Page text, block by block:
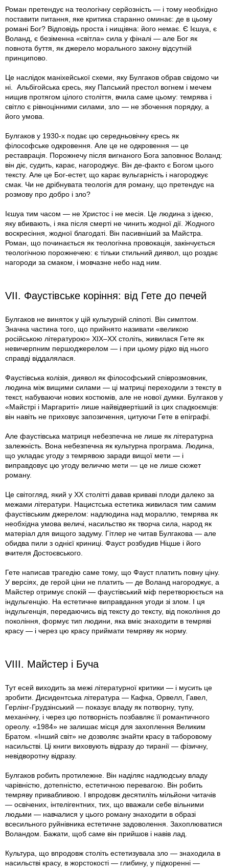
Роман претендує на теологічну серйозність — і тому необхідно
поставити питання, яке критика старанно оминає: де в цьому
романі Бог? Відповідь проста і нищівна: його немає. Є Ієшуа, є
Воланд, є безіменна «світла» сила у фіналі — але Бог як
повнота буття, як джерело морального закону відсутній
принципово.
Це наслідок маніхейської схеми, яку Булгаков обрав свідомо чи
ні. Альбігойська єресь, яку Папський престол вогнем і мечем
нищив протягом цілого століття, вчила саме цьому: темрява і
світло є рівноцінними силами, зло — не збочення порядку, а
його умова.
Булгаков у 1930-х подає цю середньовічну єресь як
філософське одкровення. Але це не одкровення — це
реставрація. Порожнечу після вигнаного Бога заповнює Воланд:
він діє, судить, карає, нагороджує. Він де-факто є Богом цього
тексту. Але це Бог-естет, що карає вульгарність і нагороджує
смак. Чи не дрібнувата теологія для роману, що претендує на
розмову про добро і зло?
Ієшуа тим часом — не Христос і не месія. Це людина з ідеєю,
яку вбивають, і яка після смерті не чинить жодної дії. Жодного
воскресіння, жодної благодаті. Він пасивніший за Майстра.
Роман, що починається як теологічна провокація, закінчується
теологічною порожнечею: є тільки стильний диявол, що роздає
нагороди за смаком, і мовчазне небо над ним.
VII. Фаустівське коріння: від Гете до печей
Булгаков не виняток у цій культурній сліпоті. Він симптом.
Значна частина того, що прийнято називати «великою
російською літературою» XIX–XX століть, живилася Гете як
невичерпним першоджерелом — і при цьому рідко від нього
справді віддалялася.
Фаустівська колізія, диявол як філософський співрозмовник,
людина між вищими силами — ці матриці переходили з тексту в
текст, набуваючи нових костюмів, але не нової думки. Булгаков у
«Майстрі і Маргариті» лише найвідвертіший із цих спадкоємців:
він навіть не приховує запозичення, цитуючи Гете в епіграфі.
Але фаустівська матриця небезпечна не лише як літературна
залежність. Вона небезпечна як культурна програма. Людина,
що укладає угоду з темрявою заради вищої мети — і
виправдовує цю угоду величчю мети — це не лише сюжет
роману.
Це світогляд, який у XX столітті давав криваві плоди далеко за
межами літератури. Нацистська естетика живилася тим самим
фаустівським джерелом: надлюдина над мораллю, темрява як
необхідна умова величі, насильство як творча сила, народ як
матеріал для вищого задуму. Гітлер не читав Булгакова — але
обидва пили з однієї криниці. Фауст розбудив Ніцше і його
вчителя Достоєвського.
Гете написав трагедію саме тому, що Фауст платить повну ціну.
У версіях, де герой ціни не платить — де Воланд нагороджує, а
Майстер отримує спокій — фаустівський міф перетворюється на
індульгенцію. На естетичне виправдання угоди зі злом. І ця
індульгенція, передаючись від тексту до тексту, від покоління до
покоління, формує тип людини, яка вміє знаходити в темряві
красу — і через цю красу приймати темряву як норму.
VIII. Майстер і Буча
Тут есей виходить за межі літературної критики — і мусить це
зробити. Дисидентська література — Кафка, Орвелл, Гавел,
Герлінг-Грудзінський — показує владу як потворну, тупу,
механічну, і через цю потворність позбавляє її романтичного
ореолу. «1984» не залишає місця для захоплення Великим
Братом. «Інший світ» не дозволяє знайти красу в таборовому
насильстві. Ці книги виховують відразу до тиранії — фізичну,
невідворотну відразу.
Булгаков робить протилежне. Він наділяє надлюдську владу
чарівністю, дотепністю, естетичною перевагою. Він робить
темряву привабливою. І впродовж десятиліть мільйони читачів
— освічених, інтелігентних, тих, що вважали себе вільними
людьми — навчалися у цього роману знаходити в образі
всесильного руйнівника естетичне задоволення. Захоплюватися
Воландом. Бажати, щоб саме він прийшов і навів лад.
Культура, що впродовж століть естетизувала зло — знаходила в
насильстві красу, в жорстокості — глибину, у підкоренні —